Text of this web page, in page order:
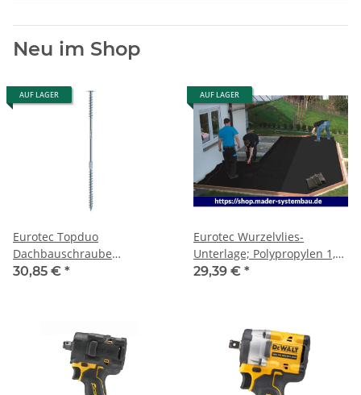
Neu im Shop
AUF LAGER
Eurotec Topduo
Dachbauschraube
Tellerkopf; Stahl
30,85 € *
AUF LAGER
Eurotec Wurzelvlies-
Unterlage; Polypropylen 1,6
x 10,0 m VE:1
29,39 € *